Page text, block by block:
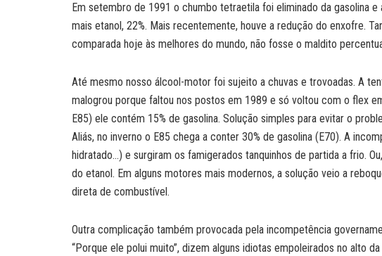
Em setembro de 1991 o chumbo tetraetila foi eliminado da gasolina
mais etanol, 22%. Mais recentemente, houve a redução do enxofre.
comparada hoje às melhores do mundo, não fosse o maldito
Até mesmo nosso álcool-motor foi sujeito a chuvas e trovoadas. A
malogrou porque faltou nos postos em 1989 e só voltou com o flex
E85) ele contém 15% de gasolina. Solução simples para evitar o
Aliás, no inverno o E85 chega a conter 30% de gasolina (E70). A
hidratado…) e surgiram os famigerados tanquinhos de partida a frio.
do etanol. Em alguns motores mais modernos, a solução veio a
direta de combustível.
Outra complicação também provocada pela incompetência
“Porque ele polui muito”, dizem alguns idiotas empoleirados no alto